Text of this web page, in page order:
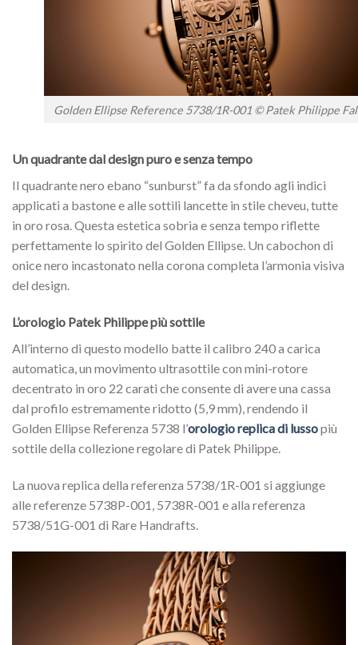
Golden Ellipse Reference 5738/1R-001 © Patek Philippe
Un quadrante dal design puro e senza tempo
Il quadrante nero ebano “sunburst” fa da sfondo agli indici
applicati a bastone e alle sottili lancette in stile cheveu, tutte
in oro rosa. Questa estetica sobria e senza tempo riflette
perfettamente lo spirito del Golden Ellipse. Un cabochon di
onice nero incastonato nella corona completa l’armonia visiva
del design.
L’orologio Patek Philippe più sottile
All’interno di questo modello batte il calibro 240 a carica
automatica, un movimento ultrasottile con mini-rotore
decentrato in oro 22 carati che consente di avere una cassa
dal profilo estremamente ridotto (5,9 mm), rendendo il
Golden Ellipse Referenza 5738 l’orologio replica di lussopiù
sottile della collezione regolare di Patek Philippe.
La nuova replica della referenza 5738/1R-001 si aggiunge
alle referenze 5738P-001, 5738R-001 e alla referenza
5738/51G-001 di Rare Handrafts.